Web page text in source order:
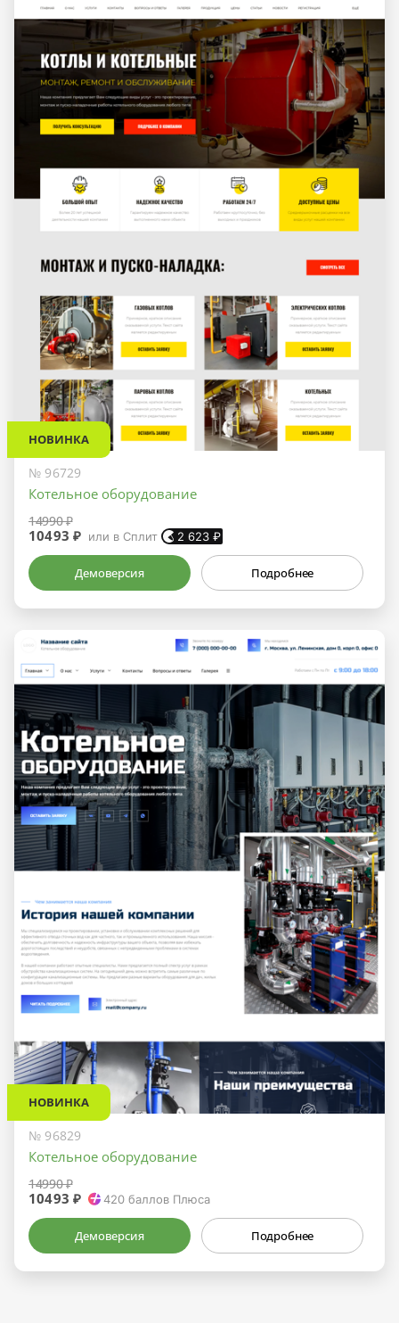
НОВИНКА
№ 96729
Котельное оборудование
14990 ₽
10493 ₽ или в Сплит 2 623 ₽
Демоверсия Подробнее
НОВИНКА
№ 96829
Котельное оборудование
14990 ₽
10493 ₽ 420 баллов Плюса
Демоверсия Подробнее